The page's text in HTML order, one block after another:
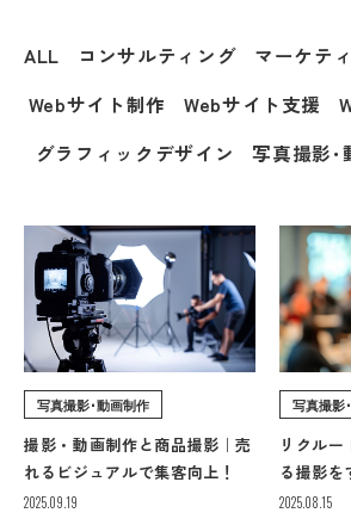
ALL コンサルティング マーケテ
Webサイト制作
Webサイト支援
グラフィックデザイン
写真撮影･
写真撮影･動画制作
撮影・動画制作と商品撮影｜売
れるビジュアルで集客向上！
2025.09.19
写真撮影
リクル
る撮影を
2025.08.15